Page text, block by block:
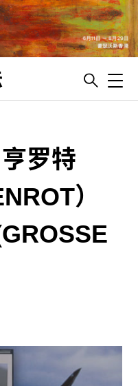
罗特
）